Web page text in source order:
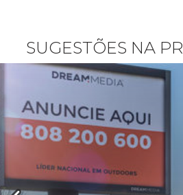
SUGESTÕES NA